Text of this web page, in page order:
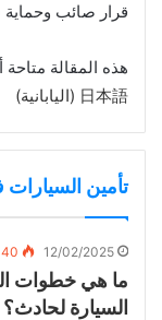
قرار صائب وحماية
هذه المقالة متاحة
日本語
(اليابانية)
تأمين
12/02/2025
ما هي خطوات
السيارة لحادث؟